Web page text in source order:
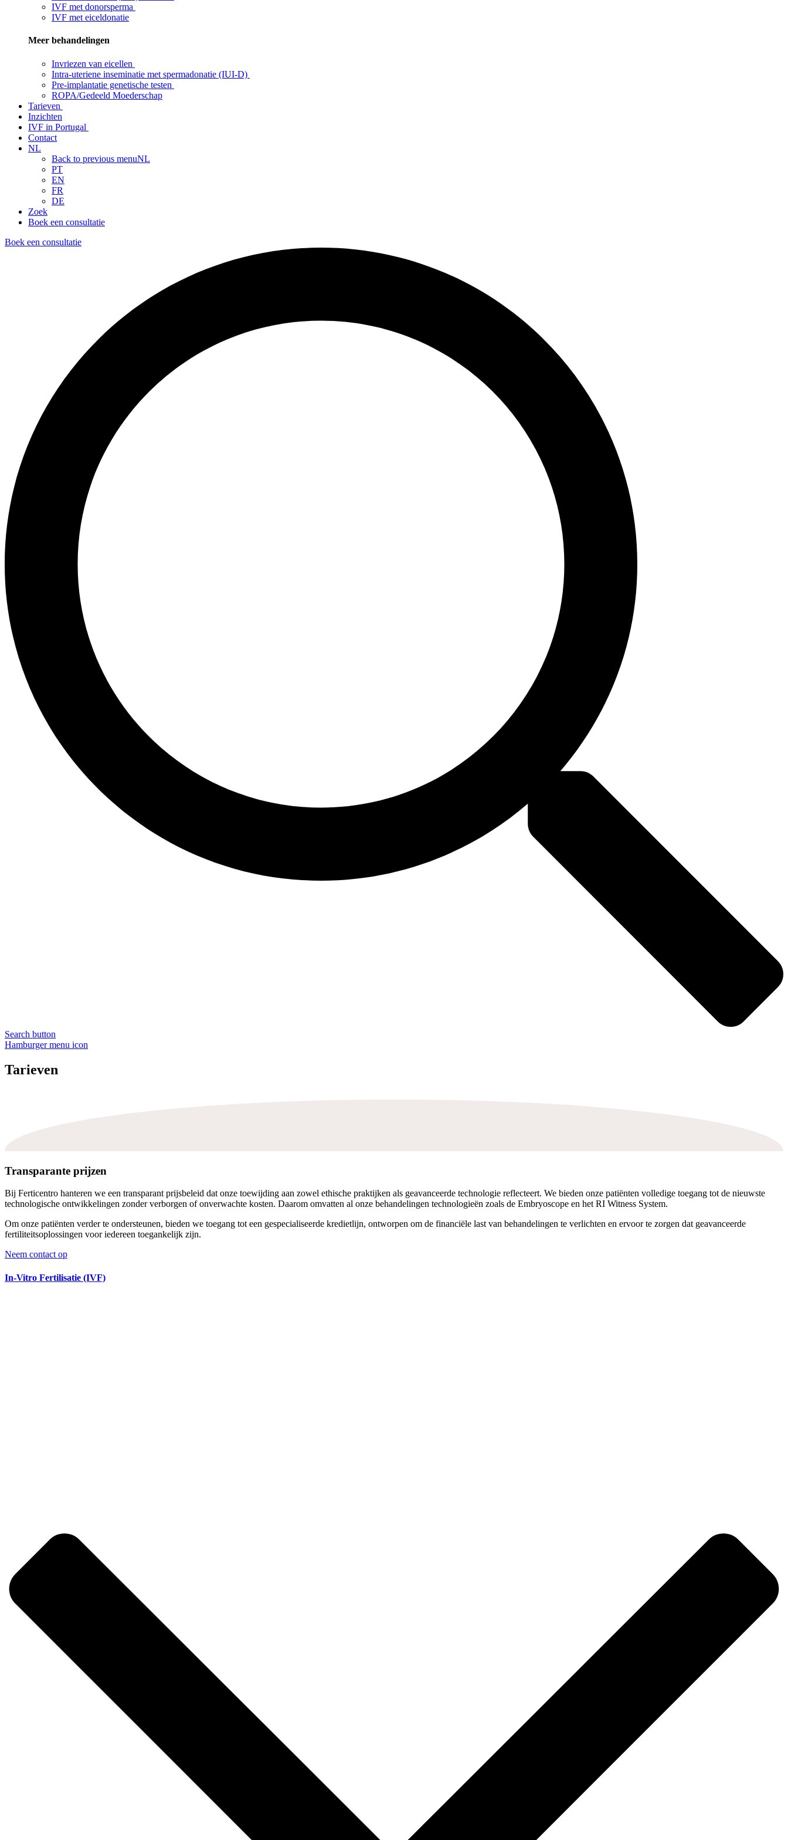
IVF met donorsperma
IVF met eiceldonatie
Meer behandelingen
Invriezen van eicellen
Intra-uteriene inseminatie met spermadonatie (IUI-D)
Pre-implantatie genetische testen
ROPA/Gedeeld Moederschap
Tarieven
Inzichten
IVF in Portugal
Contact
NL
Back to previous menuNL
PT
EN
FR
DE
Zoek
Boek een consultatie
Boek een consultatie
Search button
Hamburger menu icon
Tarieven
Transparante prijzen
Bij Ferticentro hanteren we een transparant prijsbeleid dat onze toewijding aan zowel ethische praktijken als geavanceerde technologie reflecteert. We bieden onze patiënten volledige toegang tot de nieuwste
technologische ontwikkelingen zonder verborgen of onverwachte kosten. Daarom omvatten al onze behandelingen technologieën zoals de Embryoscope en het RI Witness System.
Om onze patiënten verder te ondersteunen, bieden we toegang tot een gespecialiseerde kredietlijn, ontworpen om de financiële last van behandelingen te verlichten en ervoor te zorgen dat geavanceerde
fertiliteitsoplossingen voor iedereen toegankelijk zijn.
Neem contact op
In-Vitro Fertilisatie (IVF)